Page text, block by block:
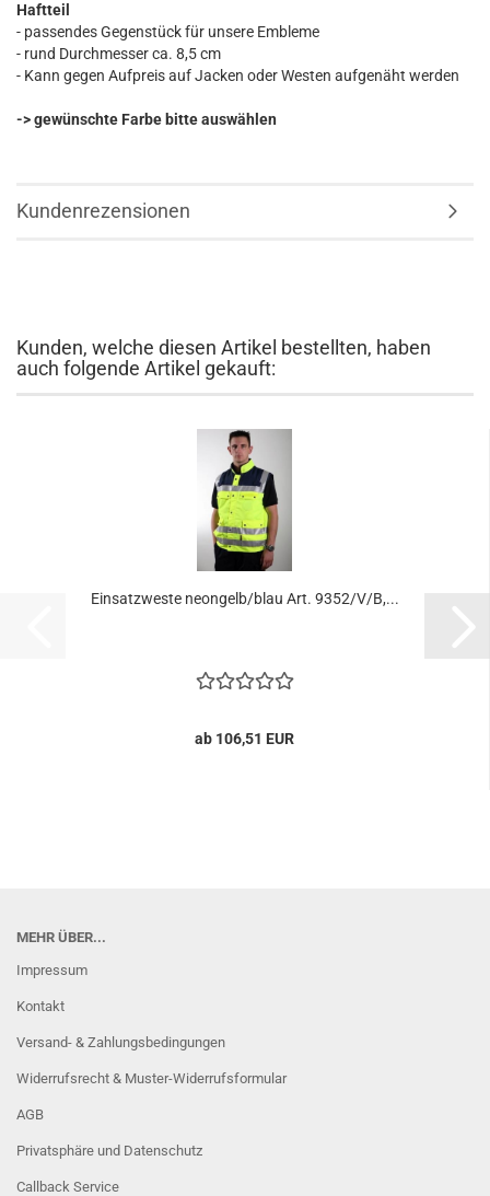
Haftteil
- passendes Gegenstück für unsere Embleme
- rund Durchmesser ca. 8,5 cm
- Kann gegen Aufpreis auf Jacken oder Westen aufgenäht werden
-> gewünschte Farbe bitte auswählen
Kundenrezensionen
Kunden, welche diesen Artikel bestellten, haben
auch folgende Artikel gekauft:
Einsatzweste neongelb/blau Art. 9352/V/B,...
ab 106,51 EUR
MEHR ÜBER...
Impressum
Kontakt
Versand- & Zahlungsbedingungen
Widerrufsrecht & Muster-Widerrufsformular
AGB
Privatsphäre und Datenschutz
Callback Service